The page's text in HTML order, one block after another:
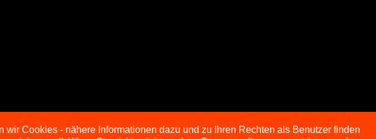
Cookies - nähere Informationen dazu und zu Ihren Rechten als Benutzer finden